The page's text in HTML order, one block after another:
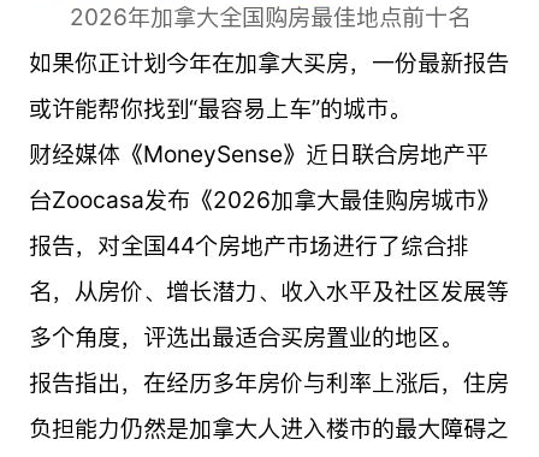
2026年加拿大全国购房最佳地点前十名
如果你正计划今年在加拿大买房，一份最新报告
或许能帮你找到“最容易上车”的城市。
财经媒体《MoneySense》近日联合房地产平
台Zoocasa发布《2026加拿大最佳购房城市》
报告，对全国44个房地产市场进行了综合排
名，从房价、增长潜力、收入水平及社区发展等
多个角度，评选出最适合买房置业的地区。
报告指出，在经历多年房价与利率上涨后，住房
负担能力仍然是加拿大人进入楼市的最大障碍之